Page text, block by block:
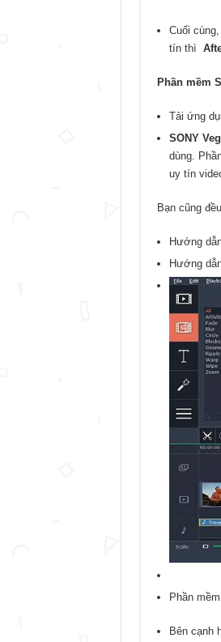
Cuối
tín thì
Phần mềm
Tải ứng
SONY
dùng.
uy tín
Bạn cũng
Hướng
Hướng
Phần
Bên cạnh